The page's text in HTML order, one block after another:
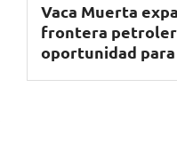
Vaca Muerta
frontera
oportunidad